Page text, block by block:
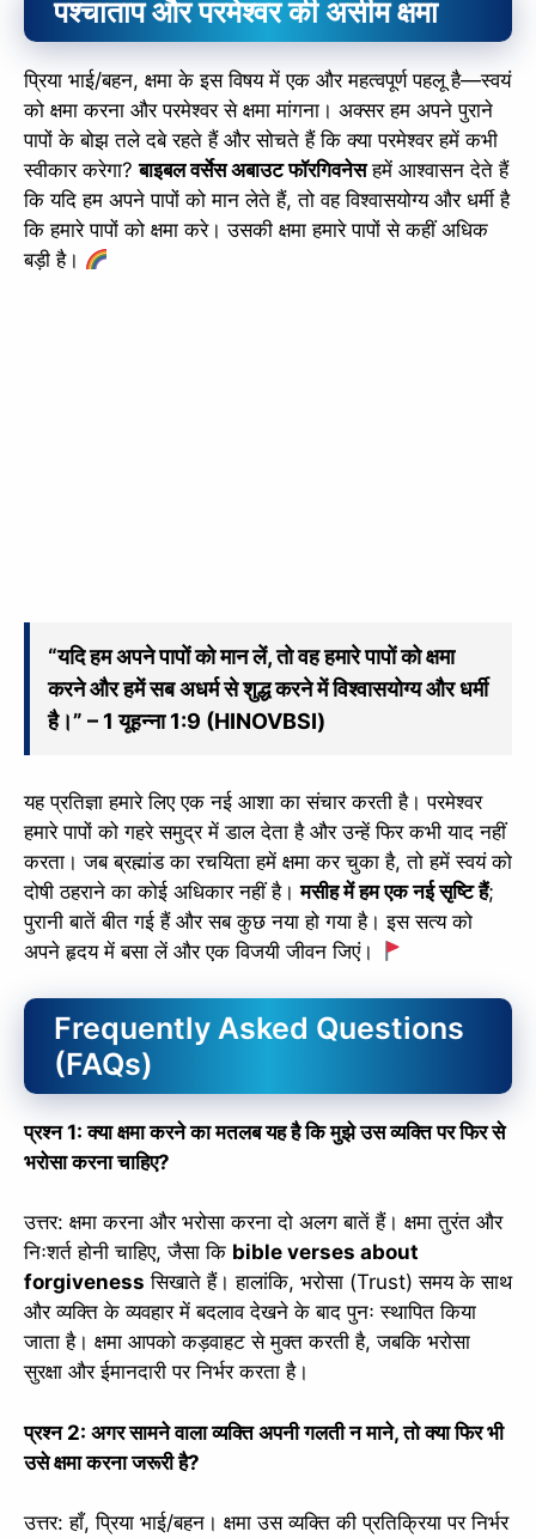
पश्चाताप और परमेश्वर की असीम क्षमा
प्रिया भाई/बहन, क्षमा के इस विषय में एक और महत्वपूर्ण पहलू है—स्वयं
को क्षमा करना और परमेश्वर से क्षमा मांगना। अक्सर हम अपने पुराने
पापों के बोझ तले दबे रहते हैं और सोचते हैं कि क्या परमेश्वर हमें कभी
स्वीकार करेगा?बाइबल वर्सेस अबाउट फॉरगिवनेसहमें आश्वासन देते हैं
कि यदि हम अपने पापों को मान लेते हैं, तो वह विश्वासयोग्य और धर्मी है
कि हमारे पापों को क्षमा करे। उसकी क्षमा हमारे पापों से कहीं अधिक
बड़ी है।
“यदि हम अपने पापों को मान लें, तो वह हमारे पापों को क्षमा
करने और हमें सब अधर्म से शुद्ध करने में विश्वासयोग्य और धर्मी
है।” – 1 यूहन्ना 1:9 (HINOVBSI)
यह प्रतिज्ञा हमारे लिए एक नई आशा का संचार करती है। परमेश्वर
हमारे पापों को गहरे समुद्र में डाल देता है और उन्हें फिर कभी याद नहीं
करता। जब ब्रह्मांड का रचयिता हमें क्षमा कर चुका है, तो हमें स्वयं को
दोषी ठहराने का कोई अधिकार नहीं है।मसीह में हम एक नई सृष्टि हैं;
पुरानी बातें बीत गई हैं और सब कुछ नया हो गया है। इस सत्य को
अपने हृदय में बसा लें और एक विजयी जीवन जिएं।
Frequently Asked Questions
(FAQs)
प्रश्न 1: क्या क्षमा करने का मतलब यह है कि मुझे उस व्यक्ति पर फिर से
भरोसा करना चाहिए?
उत्तर: क्षमा करना और भरोसा करना दो अलग बातें हैं। क्षमा तुरंत और
निःशर्त होनी चाहिए, जैसा कि bible verses about
forgiveness सिखाते हैं। हालांकि, भरोसा (Trust) समय के साथ
और व्यक्ति के व्यवहार में बदलाव देखने के बाद पुनः स्थापित किया
जाता है। क्षमा आपको कड़वाहट से मुक्त करती है, जबकि भरोसा
सुरक्षा और ईमानदारी पर निर्भर करता है।
प्रश्न 2: अगर सामने वाला व्यक्ति अपनी गलती न माने, तो क्या फिर भी
उसे क्षमा करना जरूरी है?
उत्तर: हाँ, प्रिया भाई/बहन। क्षमा उस व्यक्ति की प्रतिक्रिया पर निर्भर
slice - A new bank, for new India
UPI पेमेंट करें। पेमेंट करते ही आपको तुरंत ₹500 का कैशबैक मिलेगा!
(रेफरल कोड डालना न भूलें: &AALOK98817)
Install Now